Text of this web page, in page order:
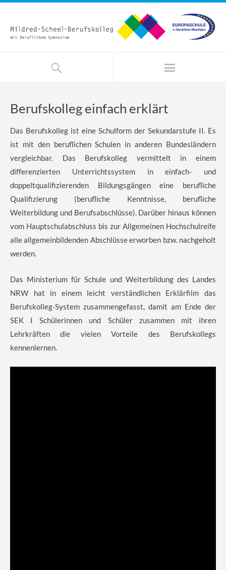
Berufskolleg einfach erklärt
Das Berufskolleg ist eine Schulform der Sekundarstufe II. Es
ist mit den beruflichen Schulen in anderen Bundesländern
vergleichbar. Das Berufskolleg vermittelt in einem
differenzierten Unterrichtssystem in einfach- und
doppeltqualifizierenden Bildungsgängen eine berufliche
Qualifizierung (berufliche Kenntnisse, berufliche
Weiterbildung und Berufsabschlüsse). Darüber hinaus können
vom Hauptschulabschluss bis zur Allgemeinen Hochschulreife
alle allgemeinbildenden Abschlüsse erworben bzw. nachgeholt
werden.
Das Ministerium für Schule und Weiterbildung des Landes
NRW hat in einem leicht verständlichen Erklärfilm das
Berufskolleg-System zusammengefasst, damit am Ende der
SEK I Schülerinnen und Schüler zusammen mit ihren
Lehrkräften die vielen Vorteile des Berufskollegs
kennenlernen.